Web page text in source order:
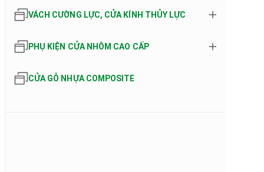
VÁCH CƯỜNG LỰC, CỬA KÍNH THỦY LỰC
PHỤ KIỆN CỬA NHÔM CAO CẤP
CỬA GỖ NHỰA COMPOSITE